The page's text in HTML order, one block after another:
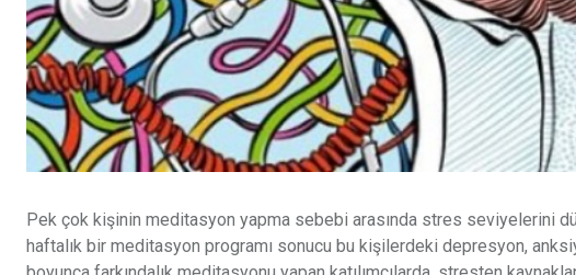
Pek çok kişinin meditasyon yapma sebebi arasında stres seviyelerini
haftalık bir meditasyon programı sonucu bu kişilerdeki depresyon,